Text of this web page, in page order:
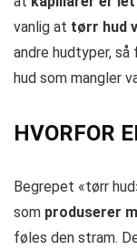
vanlig at tørr hud
andre hudtyper,
hud som mangler
HVORFOR
Begrepet «tørr
som produserer
føles den stram.